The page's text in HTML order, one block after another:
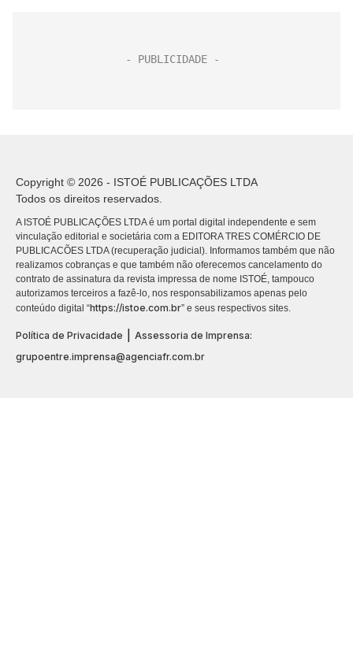
Copyright © 2026 - ISTOÉ PUBLICAÇÕES LTDA
Todos os direitos reservados.
A ISTOÉ PUBLICAÇÕES LTDA é um portal digital independente e sem
vinculação editorial e societária com a EDITORA TRES COMÉRCIO DE
PUBLICACÕES LTDA (recuperação judicial). Informamos também que não
realizamos cobranças e que também não oferecemos cancelamento do
contrato de assinatura da revista impressa de nome ISTOÉ, tampouco
autorizamos terceiros a fazê-lo, nos responsabilizamos apenas pelo
conteúdo digital “https://istoe.com.br” e seus respectivos sites.
Política de Privacidade
Assessoria de Imprensa:
grupoentre.imprensa@agenciafr.com.br